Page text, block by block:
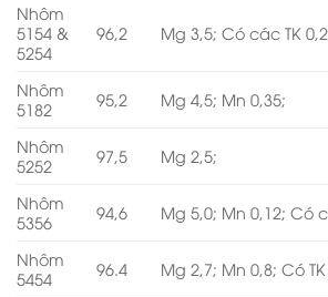
Nhôm
5154 &
5254
96,2 Mg 3,5; Có các TK
Nhôm
5182
95,2 Mg 4,5; Mn 0,35;
Nhôm
5252
97,5 Mg 2,5;
Nhôm
5356
94,6 Mg 5,0; Mn 0,12; Có
Nhôm
5454
96.4 Mg 2,7; Mn 0,8; Có